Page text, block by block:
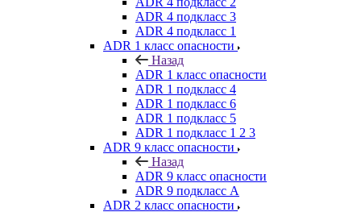
ADR 4 подкласс 3
ADR 4 подкласс 1
ADR 1 класс опасности
Назад
ADR 1 класс опасности
ADR 1 подкласс 4
ADR 1 подкласс 6
ADR 1 подкласс 5
ADR 1 подкласс 1 2 3
ADR 9 класс опасности
Назад
ADR 9 класс опасности
ADR 9 подкласс A
ADR 2 класс опасности